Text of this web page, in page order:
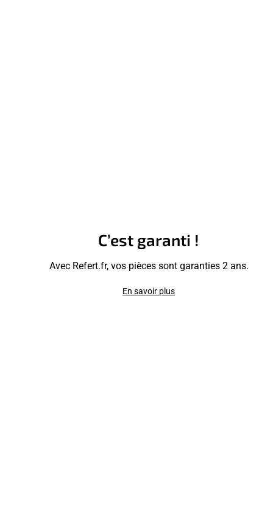
C’est garanti !
Avec Refert.fr, vos pièces sont garanties 2 ans.
En savoir plus